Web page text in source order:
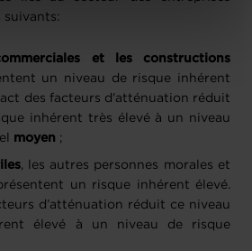
cookieset notre
et les constructions
un niveau de risque inhérent
des facteurs d'atténuation réduit
inhérent très élevé à un niveau
moyen ;
, les autres personnes morales et
un risque inhérent élevé.
d’atténuation réduit ce niveau
élevé à un niveau de risque